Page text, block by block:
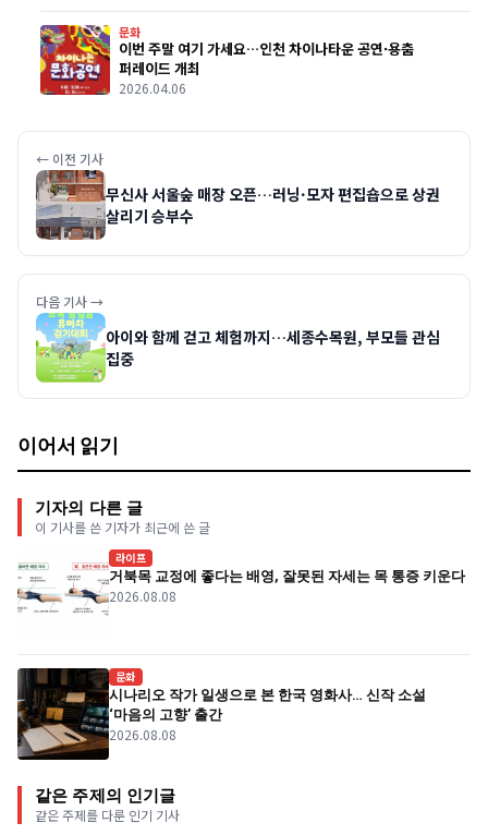
문화
이번 주말 여기 가세요…인천 차이나타운 공연·용춤
퍼레이드 개최
2026.04.06
← 이전 기사
무신사 서울숲 매장 오픈…러닝·모자 편집숍으로 상권
살리기 승부수
다음 기사 →
아이와 함께 걷고 체험까지…세종수목원, 부모들 관심
집중
이어서 읽기
기자의 다른 글
이 기사를 쓴 기자가 최근에 쓴 글
라이프
거북목 교정에 좋다는 배영, 잘못된 자세는 목 통증 키운다
2026.08.08
문화
시나리오 작가 일생으로 본 한국 영화사… 신작 소설
‘마음의 고향’ 출간
2026.08.08
같은 주제의 인기글
같은 주제를 다룬 인기 기사